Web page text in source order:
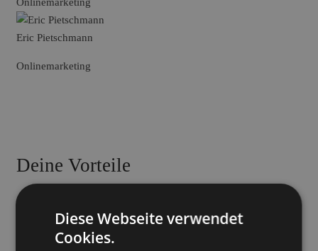
Eric Pietschmann
Onlinemarketing
Deine Vorteile
Marketing Projekten direkt mit dem Kunden
Ganzheitliche Online-Marketing Strategien selber
Diese Webseite verwendet
Cookies.